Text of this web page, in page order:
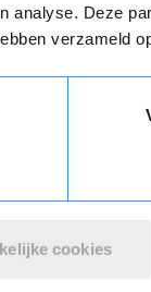
analyse. Deze
verzameld
cookies
met de